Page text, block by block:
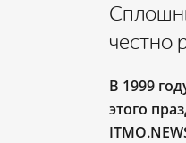
честно
В 1999
этого